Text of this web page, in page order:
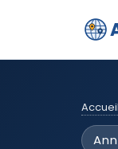
Accueil